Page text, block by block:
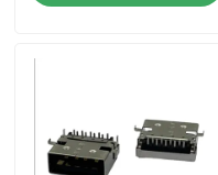
संपर्क